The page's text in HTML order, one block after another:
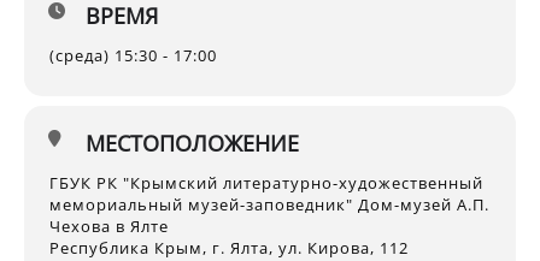
ВРЕМЯ
(среда) 15:30 - 17:00
МЕСТОПОЛОЖЕНИЕ
ГБУК РК "Крымский литературно-художественный
мемориальный музей-заповедник" Дом-музей А.П.
Чехова в Ялте
Республика Крым, г. Ялта, ул. Кирова, 112